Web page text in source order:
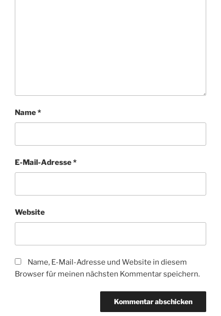
Name*
E-Mail-Adresse*
Website
Name, E-Mail-Adresse und Website in diesem
Browser für meinen nächsten Kommentar speichern.